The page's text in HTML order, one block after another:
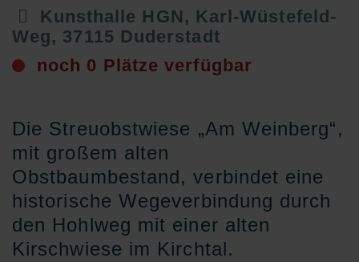
Kunsthalle HGN, Karl-Wüstefeld-
Weg, 37115 Duderstadt
noch 0 Plätze verfügbar
Die Streuobstwiese „Am Weinberg“,
mit großem alten
Obstbaumbestand, verbindet eine
historische Wegeverbindung durch
den Hohlweg mit einer alten
Kirschwiese im Kirchtal.